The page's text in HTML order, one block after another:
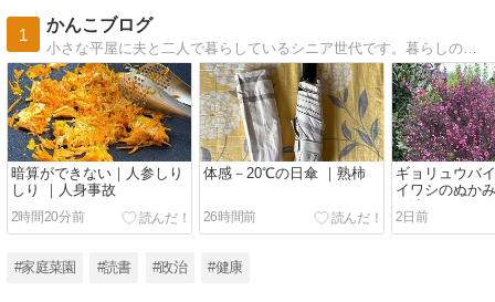
1
かんこブログ
小さな平屋に夫と二人で暮らしているシニア世代です。暮らしの中で感じたこと、家庭菜園のことなど綴っています。
暗算ができない｜人参しり
しり ｜人身事故
2時間20分前
体感－20℃の日傘 ｜熟柿
26時間前
ギョリュウバ
イワシのぬか
が沈む
2日前
#家庭菜園 #読書 #政治 #健康